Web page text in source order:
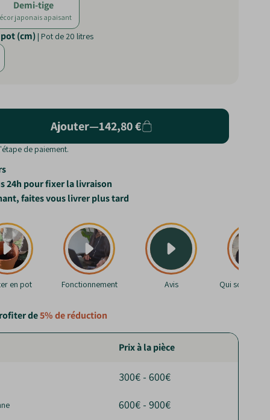
Demi-tige
japonais apaisant
(cm) | Pot de 20 litres
Ajouter—142,80 €
de paiement.
24h pour fixer la livraison
faites vous livrer plus tard
en pot Fonctionnement Avis Qui sommes-
de5%de réduction
Prix à la pièce
300€ - 600€
600€ - 900€